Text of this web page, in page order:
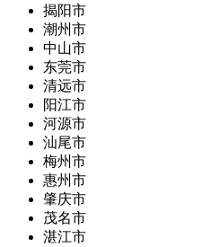
揭阳市
潮州市
中山市
东莞市
清远市
阳江市
河源市
汕尾市
梅州市
惠州市
肇庆市
茂名市
湛江市